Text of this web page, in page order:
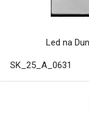
Led na
SK_25_A_0631